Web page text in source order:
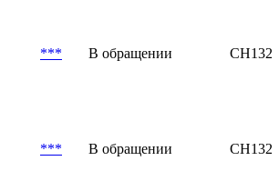
*** В обращении
*** В обращении